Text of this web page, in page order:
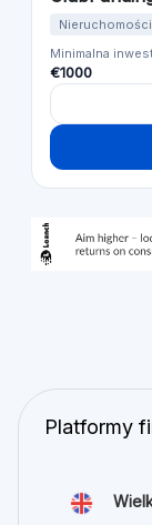
Nieruchomości
Minimalna
€1000
Platformy